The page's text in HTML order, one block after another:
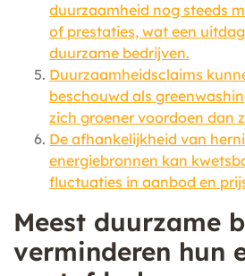
duurzaamheid nog steeds
of prestaties, wat een
duurzame bedrijven.
Duurzaamheidsclaims
beschouwd als
zich groener voordoen dan
De afhankelijkheid van
energiebronnen kan
fluctuaties in aanbod en
Meest duurzame
verminderen hun